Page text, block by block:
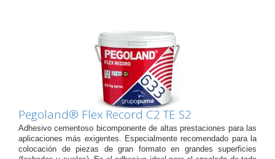
Pegoland® Flex Record C2 TE S2
Adhesivo cementoso bicomponente de altas prestaciones para las
aplicaciones más exigentes. Especialmente recomendado para la
colocación de piezas de gran formato en grandes superficies